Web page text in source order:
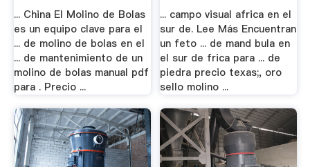
... China El Molino de Bolas
es un equipo clave para el
... de molino de bolas en el
... de mantenimiento de un
molino de bolas manual pdf
para . Precio ...
... campo visual africa en el
sur de. Lee Más Encuentran
un feto ... de mand bula en
el sur de frica para ... de
piedra precio texas;, oro
sello molino ...